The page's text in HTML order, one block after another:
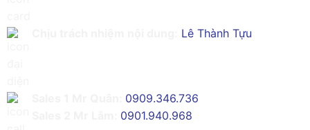
Lê Thành Tựu
0909.346.736
0901.940.968